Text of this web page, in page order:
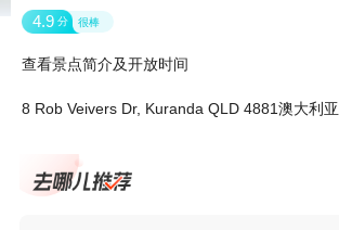
4.9 分 很棒
查看景点简介及开放时间
8 Rob Veivers Dr, Kuranda QLD 4881澳大利亚